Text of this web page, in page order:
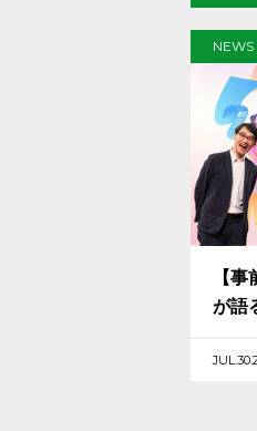
NEWS
【
が語